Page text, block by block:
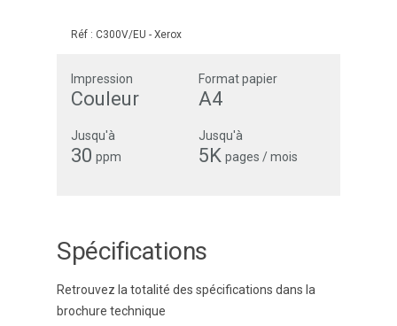
Réf : C300V/EU - Xerox
Impression
Couleur
Format papier
A4
Jusqu'à
30 ppm
Jusqu'à
5K pages / mois
Spécifications
Retrouvez la totalité des spécifications dans la
brochure technique